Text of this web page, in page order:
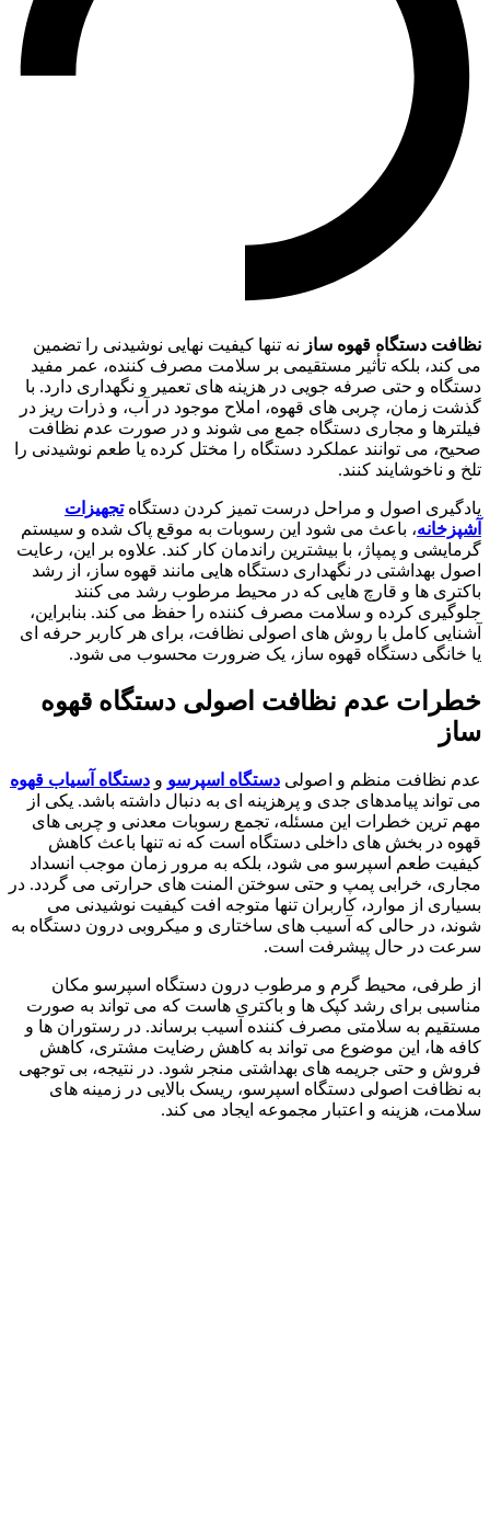
نظافت دستگاه قهوه ساز نه تنها کیفیت نهایی نوشیدنی را تضمین
می کند، بلکه تأثیر مستقیمی بر سلامت مصرف کننده، عمر مفید
دستگاه و حتی صرفه جویی در هزینه های تعمیر و نگهداری دارد. با
گذشت زمان، چربی های قهوه، املاح موجود در آب، و ذرات ریز در
فیلترها و مجاری دستگاه جمع می شوند و در صورت عدم نظافت
صحیح، می توانند عملکرد دستگاه را مختل کرده یا طعم نوشیدنی را
تلخ و ناخوشایند کنند.
یادگیری اصول و مراحل درست تمیز کردن دستگاهتجهیزات
آشپزخانه، باعث می شود این رسوبات به موقع پاک شده و سیستم
گرمایشی و پمپاژ، با بیشترین راندمان کار کند. علاوه بر این، رعایت
اصول بهداشتی در نگهداری دستگاه هایی مانند قهوه ساز، از رشد
باکتری ها و قارچ هایی که در محیط مرطوب رشد می کنند
جلوگیری کرده و سلامت مصرف کننده را حفظ می کند. بنابراین،
آشنایی کامل با روش های اصولی نظافت، برای هر کاربر حرفه ای
یا خانگی دستگاه قهوه ساز، یک ضرورت محسوب می شود.
خطرات عدم نظافت اصولی دستگاه قهوه
ساز
عدم نظافت منظم و اصولی دستگاه اسپرسو و دستگاه آسیاب قهوه
می تواند پیامدهای جدی و پرهزینه ای به دنبال داشته باشد. یکی از
مهم ترین خطرات این مسئله، تجمع رسوبات معدنی و چربی های
قهوه در بخش های داخلی دستگاه است که نه تنها باعث کاهش
کیفیت طعم اسپرسو می شود، بلکه به مرور زمان موجب انسداد
مجاری، خرابی پمپ و حتی سوختن المنت های حرارتی می گردد. در
بسیاری از موارد، کاربران تنها متوجه افت کیفیت نوشیدنی می
شوند، در حالی که آسیب های ساختاری و میکروبی درون دستگاه به
سرعت در حال پیشرفت است.
از طرفی، محیط گرم و مرطوب درون دستگاه اسپرسو مکان
مناسبی برای رشد کپک ها و باکتری هاست که می تواند به صورت
مستقیم به سلامتی مصرف کننده آسیب برساند. در رستوران ها و
کافه ها، این موضوع می تواند به کاهش رضایت مشتری، کاهش
فروش و حتی جریمه های بهداشتی منجر شود. در نتیجه، بی توجهی
به نظافت اصولی دستگاه اسپرسو، ریسک بالایی در زمینه های
سلامت، هزینه و اعتبار مجموعه ایجاد می کند.